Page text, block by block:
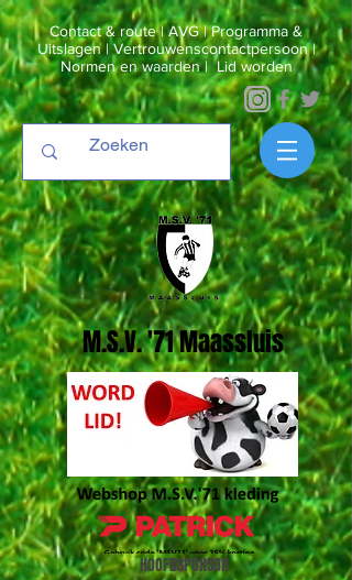
Contact & route|AVG|Programma &
Uitslagen|Vertrouwenscontactpersoon|
Normen en waarden|Lid worden
M.S.V. '71 Maassluis
HOOFDSPONSOR